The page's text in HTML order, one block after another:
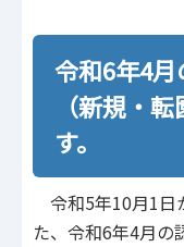
令和6年4
（新規・
す。
令和5年10月1日
た、令和6年4月の